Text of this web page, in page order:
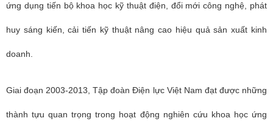
ứng dụng tiến bộ khoa học kỹ thuật điện, đổi mới công nghệ, phát
huy sáng kiến, cải tiến kỹ thuật nâng cao hiệu quả sản xuất kinh
doanh.
Giai đoạn 2003-2013, Tập đoàn Điện lực Việt Nam đạt được những
thành tựu quan trọng trong hoạt động nghiên cứu khoa học ứng